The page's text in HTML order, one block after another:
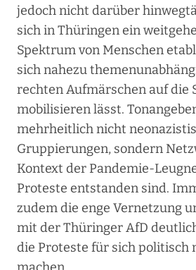
jedoch nicht darüber
sich in Thüringen ein
Spektrum von Menschen
sich nahezu
rechten Aufmärschen auf die
mobilisieren lässt.
mehrheitlich nicht
Gruppierungen, sondern
Kontext der Pandemie-
Proteste entstanden sind.
zudem die enge Vernetzung
mit der Thüringer AfD
die Proteste für sich politisch